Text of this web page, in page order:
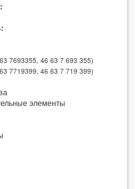
7693355, 46 63 7 693 355)
7719399, 46 63 7 719 399)
элементы